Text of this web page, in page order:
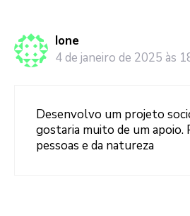
Ione
4 de janeiro de 2025 às
Desenvolvo um projeto
gostaria muito de um apoio.
pessoas e da natureza